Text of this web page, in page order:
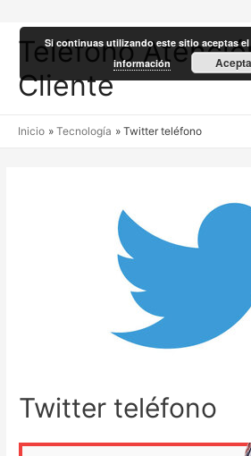
Teléfono
Cliente
Inicio Tecnología Twitter teléfono
Twitter teléfono
Si continuas utilizando este sitio aceptas
información